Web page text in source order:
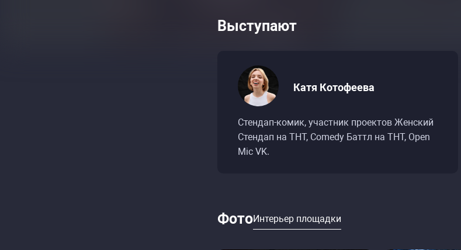
Выступают
Катя Котофеева
Стендап-комик, участник проектов Женский
Стендап на ТНТ, Comedy Баттл на ТНТ, Open
Mic VK.
ФотоИнтерьер площадки